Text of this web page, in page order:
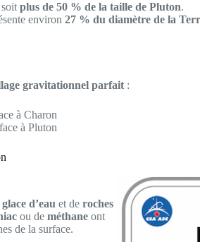
soit plus de 50 % de la taille de Pluton.
environ 27 % du diamètre de la
gravitationnel parfait :
à Charon
à Pluton
glace d’eau et de roches
ou de méthane ont
de la surface.